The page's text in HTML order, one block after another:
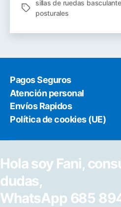
Etiquetas
sillas de ruedas
posturales
Pagos Seguros
Atención personal
Envíos Rapidos
Política de cookies (UE)
Hola soy Fani,
dudas,
WhatsApp 685